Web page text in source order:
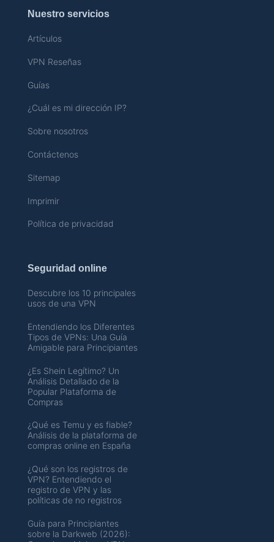
Nuestro servicios
Artículos
VPN Reseñas
Guías
¿Cuál es mi dirección IP?
Sobre nosotros
Contáctenos
Sitemap
Imprimir
Política de privacidad
Seguridad online
Descubre los 10 principales
usos de una VPN
Entendiendo los Diferentes
Tipos de VPNs: Una Guía
Amigable para Principiantes
¿Es Shein Legítimo? Un
Análisis Detallado de la
Popular Plataforma de
Compras
¿Qué es Temu y es fiable?
Análisis de la plataforma de
compras online en España
¿Qué son los registros de
VPN? Entendiendo el
registro de VPN y las
políticas de no registros
Guía para Principiantes
sobre la Darkweb (2026):